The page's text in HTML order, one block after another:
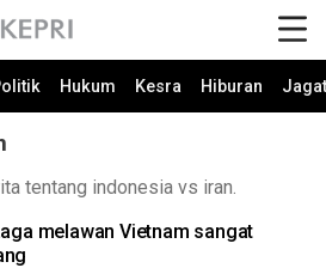
Hukum Kesra Hiburan Jagat
tentang indonesia vs iran.
melawan Vietnam sangat